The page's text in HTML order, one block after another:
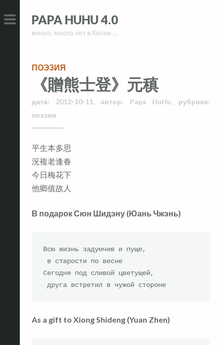
to
PRIMARY
to
PAPA HUHU 4.0
много, много лет в Китае….
ПОЭЗИЯ
《贈熊士登》元稹
дата: 2012-10-11, автор: Papa HuHu,рубрики:
поэзия
平生本多思
況複老逢春
今日梅花下
他鄉值故人
В подарок Сюн Шидэну (Юань Чжэнь)
Всю жизнь задумчив и пуще,
в старости по весне
Сегодня под сливой цветущей,
друга встретил в чужой стороне
As a gift to Xiong Shideng (Yuan Zhen)